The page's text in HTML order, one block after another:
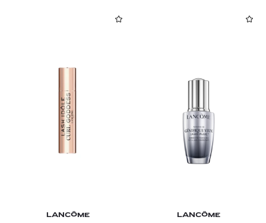
LANCÔME
LANCÔME